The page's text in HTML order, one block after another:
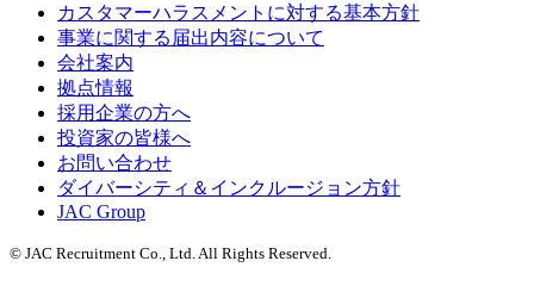
カスタマーハラスメントに対する基本方針
事業に関する届出内容について
会社案内
拠点情報
採用企業の方へ
投資家の皆様へ
お問い合わせ
ダイバーシティ＆インクルージョン方針
JAC Group
© JAC Recruitment Co., Ltd. All Rights Reserved.